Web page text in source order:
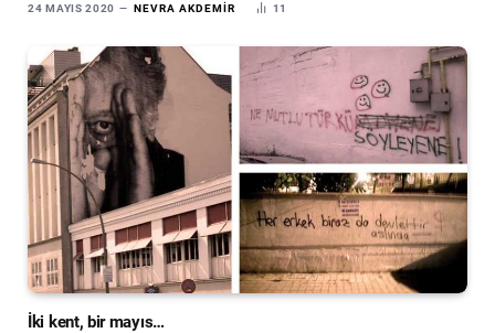
24 MAYIS 2020 NEVRA AKDEMIR 11
İki kent, bir mayıs…